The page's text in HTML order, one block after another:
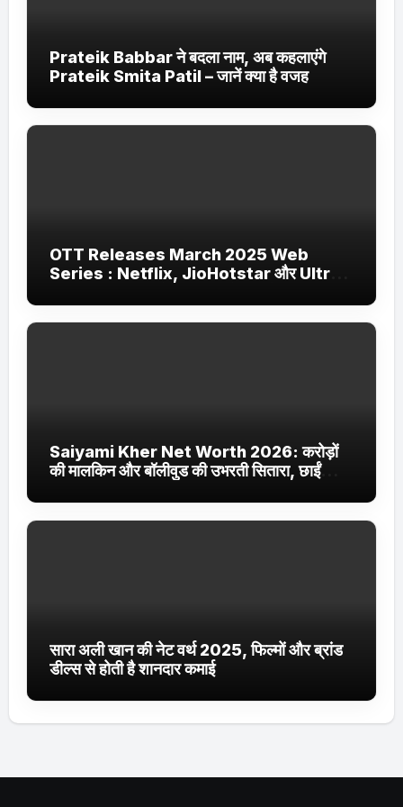
Prateik Babbar ने बदला नाम, अब कहलाएंगे
Prateik Smita Patil – जानें क्या है वजह
OTT Releases March 2025 Web
Series : Netflix, JioHotstar और Ultra
Saiyami Kher Net Worth 2026: करोड़ों
की मालकिन और बॉलीवुड की उभरती सितारा, छाईं
सारा अली खान की नेट वर्थ 2025, फिल्मों और ब्रांड
डील्स से होती है शानदार कमाई